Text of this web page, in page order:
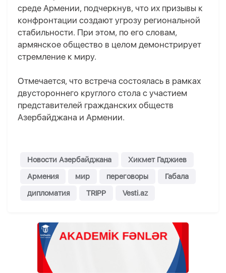
среде Армении, подчеркнув, что их призывы к
конфронтации создают угрозу региональной
стабильности. При этом, по его словам,
армянское общество в целом демонстрирует
стремление к миру.
Отмечается, что встреча состоялась в рамках
двустороннего круглого стола с участием
представителей гражданских обществ
Азербайджана и Армении.
Новости Азербайджана
Хикмет Гаджиев
Армения
мир переговоры
Габала
дипломатия
TRIPP Vesti.az